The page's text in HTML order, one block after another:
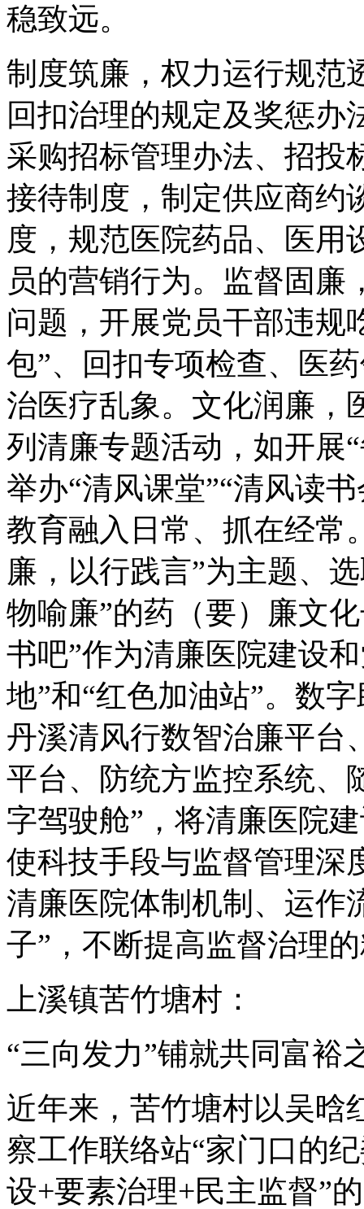
稳致远。
制度筑廉，权力运行规范
回扣治理的规定及奖惩办
采购招标管理办法、招投
接待制度，制定供应商约
度，规范医院药品、医用
员的营销行为。监督固廉
问题，开展党员干部违规
包”、回扣专项检查、医
治医疗乱象。文化润廉，
列清廉专题活动，如开展
举办“清风课堂”“清风读
教育融入日常、抓在经常
廉，以行践言”为主题、
物喻廉”的药（要）廉文
书吧”作为清廉医院建设
地”和“红色加油站”。数
丹溪清风行数智治廉平台
平台、防统方监控系统、
字驾驶舱”，将清廉医院
使科技手段与监督管理深
清廉医院体制机制、运作
子”，不断提高监督治理
上溪镇苦竹塘村：
“三向发力”铺就共同富裕
近年来，苦竹塘村以吴晗
察工作联络站“家门口的
设+要素治理+民主监督”